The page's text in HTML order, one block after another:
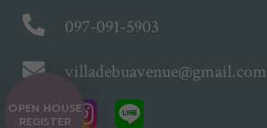
097-091-5903
villadebuavenue@gmail.com
OPEN HOUSE
REGISTER